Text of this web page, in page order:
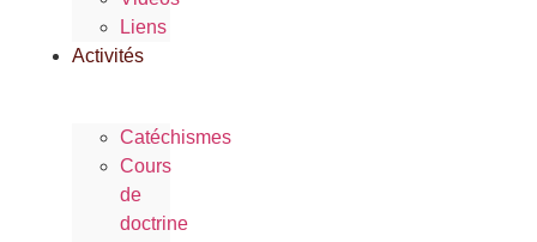
Liens
Activités
Catéchismes
Cours
de
doctrine